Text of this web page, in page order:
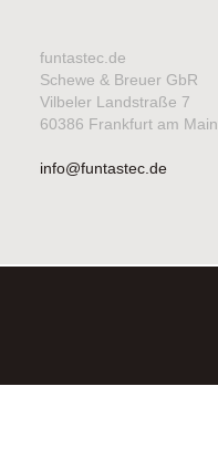
funtastec.de
Schewe & Breuer GbR
Vilbeler Landstraße 7
60386 Frankfurt am Main
info@funtastec.de